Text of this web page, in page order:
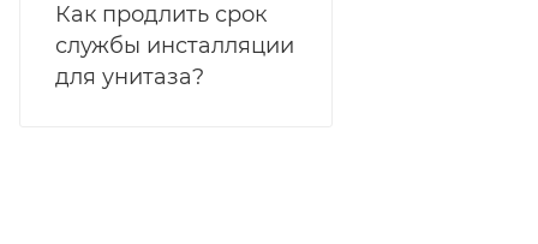
Как продлить срок
службы инсталляции
для унитаза?